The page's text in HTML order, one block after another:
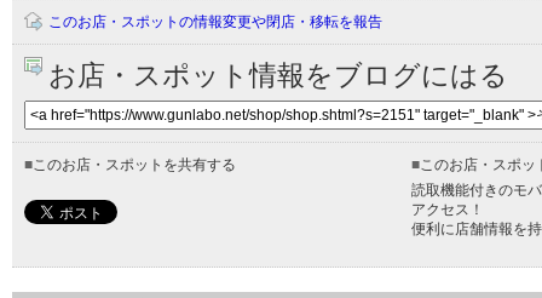
このお店・スポットの情報変更や閉店・移転を報告
お店・スポット情報をブログにはる
■このお店・スポットを共有する ■このお店・スポッ
読取機能付きのモ
アクセス！
便利に店舗情報を